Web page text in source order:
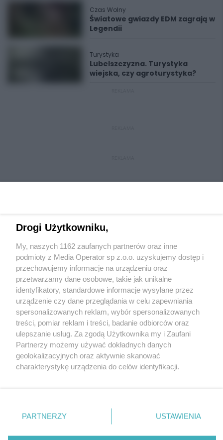
Czas Wolny
Światowe gwiazdy EDM zagrają w
Legendii
Turystyka
Lubelszczyzna. Turystyka
wiejska, czy agroturystyka?
Wydawca mediówlokalnych
Nie zapomnij
zapoznać się z:
polityką prywatności
Twojemiasto
Piekary Śląskie
Chorzów
Tarnowskie Góry
Gliwice
Skontakuj sięz nami
Kontakt
Redakcja
Newsletter
Drogi Użytkowniku,
My, naszych 1162 zaufanych partnerów oraz inne
podmioty z Media Operator sp z.o.o. uzyskujemy dostęp i
przechowujemy informacje na urządzeniu oraz
przetwarzamy dane osobowe, takie jak unikalne
identyfikatory, standardowe informacje wysyłane przez
urządzenie czy dane przeglądania w celu zapewniania
spersonalizowanych reklam, wybór spersonalizowanych
treści, pomiar reklam i treści, badanie odbiorców oraz
ulepszanie usług. Za zgodą Użytkownika my i Zaufani
Partnerzy możemy używać dokładnych danych
geolokalizacyjnych oraz aktywnie skanować
charakterystykę urządzenia do celów identyfikacji.
zmienić/wycofać klikając przycisk ustawień prywatności
znajdujący się w lewym dolnym rogu strony
rodzaje przetwarzania danych nie wymagają zgody
PARTNERZY USTAWIENIA